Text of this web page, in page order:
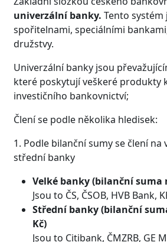
univerzální banky. Tento
spořitelnami, speciálními
družstvy.
Univerzální banky jsou
které poskytují veškeré produkty
investičního bankovnictví;
Člení se podle několika hledisek:
1. Podle bilanční sumy se člení na
střední banky
Velké banky (bilanční suma
Jsou to ČS, ČSOB, HVB Bank,
Střední banky (bilanční
Kč)
Jsou to Citibank, ČMZRB, GE